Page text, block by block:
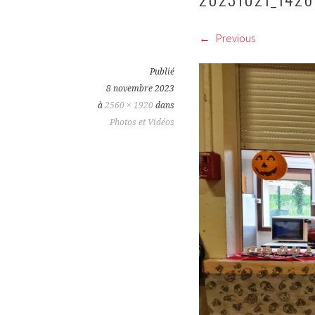
Previous
Publié
8 novembre 2023
à 2560 × 1920 dans
Photos et Vidéos